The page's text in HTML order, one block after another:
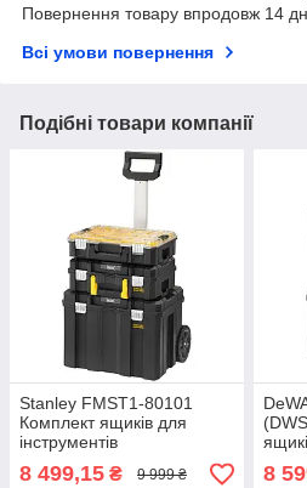
Повернення товару впродовж 14
Всі умови повернення
Подібні товари компанії
Stanley FMST1-80101
Комплект ящиків для
інструментів
8 499,15 ₴ 9 999 ₴ 8